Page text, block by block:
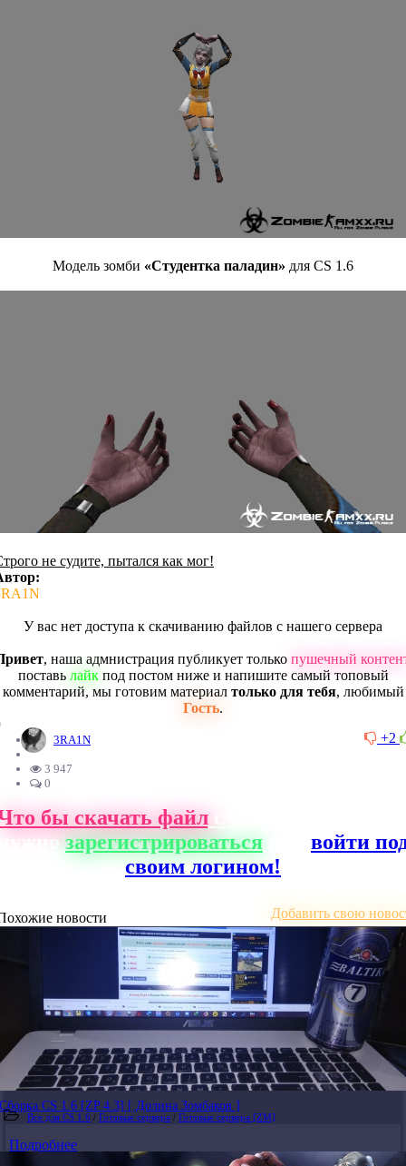
Модель зомби «Студентка паладин» для CS 1.6
не судите, пытался как мог!
У вас нет доступа к скачиванию файлов с нашего сервера
, наша адмнистрация публикует только пушечный
поставь лайкпод постом ниже и напишите самый топовый
комментарий, мы готовим материал только для тебя, любимый
Гость.
+2
3RA1N
3 947
0
бы скачать файлс нашего сайта,
зарегистрироваться
войти
своим логином!
новости Добавить свою
Сборка CS 1.6 [ZP 4.3] [ Долина Зомбаков ]
Все для CS 1.6 / Готовые сервера / Готовые сервера [ZM]
Подробнее